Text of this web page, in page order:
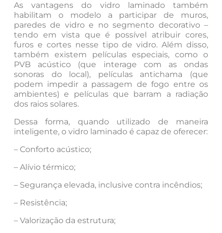
As vantagens do vidro laminado também
habilitam o modelo a participar de muros,
paredes de vidro e no segmento decorativo –
tendo em vista que é possível atribuir cores,
furos e cortes nesse tipo de vidro. Além disso,
também existem películas especiais, como o
PVB acústico (que interage com as ondas
sonoras do local), películas antichama (que
podem impedir a passagem de fogo entre os
ambientes) e películas que barram a radiação
dos raios solares.
Dessa forma, quando utilizado de maneira
inteligente, o vidro laminado é capaz de oferecer:
– Conforto acústico;
– Alívio térmico;
– Segurança elevada, inclusive contra incêndios;
– Resistência;
– Valorização da estrutura;